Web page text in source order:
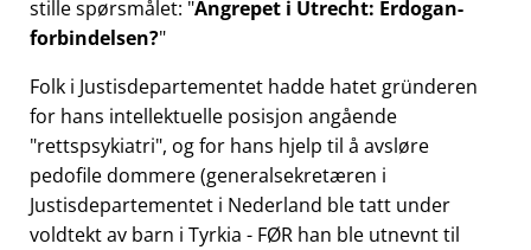
stille spørsmålet: Angrepet i Utrecht: Erdogan-
forbindelsen?
Folk i Justisdepartementet hadde hatet gründeren
for hans intellektuelle posisjon angående
rettspsykiatri , og for hans hjelp til å avsløre
pedofile dommere (generalsekretæren i
Justisdepartementet i Nederland ble tatt under
voldtekt av barn i Tyrkia - FØR han ble utnevnt til